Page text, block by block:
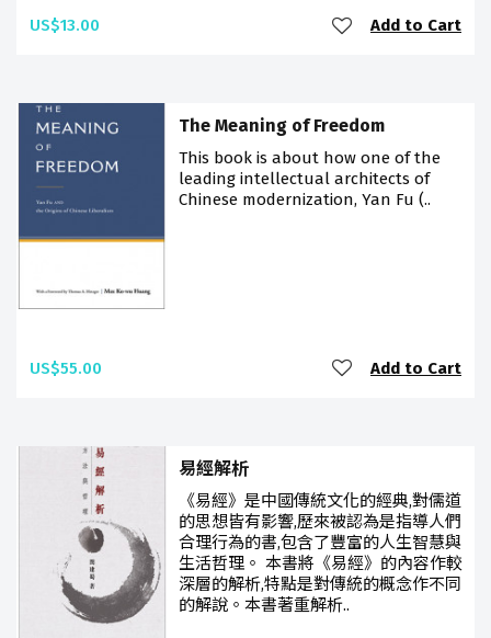
US$13.00 Add to Cart
The Meaning of Freedom
This book is about how one of the
leading intellectual architects of
Chinese modernization, Yan Fu (..
US$55.00 Add to Cart
易經解析
《易經》是中國傳統文化的經典,對儒道
的思想皆有影響,歷來被認為是指導人們
合理行為的書,包含了豐富的人生智慧與
生活哲理。 本書將《易經》的內容作較
深層的解析,特點是對傳統的概念作不同
的解說。本書著重解析..